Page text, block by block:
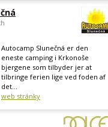
Autocamp Slunečná er den
eneste camping i Krkonoše
bjergene som tilbyder jer at
tilbringe ferien lige ved foden af
det...
web stránky